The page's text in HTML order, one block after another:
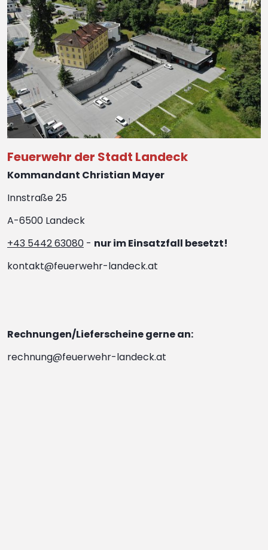
Feuerwehr der Stadt Landeck
Kommandant Christian Mayer
Innstraße 25
A-6500 Landeck
+43 5442 63080 - nur im Einsatzfall besetzt!
kontakt@feuerwehr-landeck.at
Rechnungen/Lieferscheine gerne an:
rechnung@feuerwehr-landeck.at